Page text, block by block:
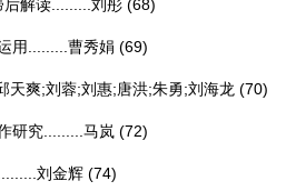
解读......... 刘彤 (68)
用......... 曹秀娟 (69)
天爽;刘蓉;刘惠;唐洪;朱勇;刘海龙 (70)
研究......... 马岚 (72)
刘金辉 (74)